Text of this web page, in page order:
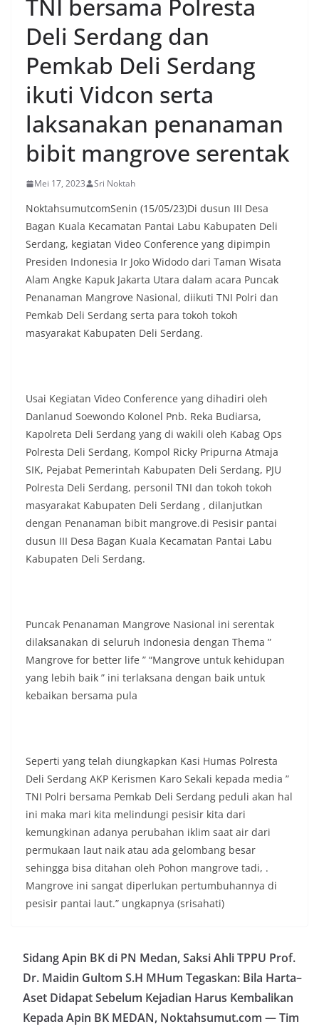
TNI bersama Polresta
Deli Serdang dan
Pemkab Deli Serdang
ikuti Vidcon serta
laksanakan penanaman
bibit mangrove serentak
Mei 17, 2023 Sri Noktah
NoktahsumutcomSenin (15/05/23)Di dusun III Desa
Bagan Kuala Kecamatan Pantai Labu Kabupaten Deli
Serdang, kegiatan Video Conference yang dipimpin
Presiden Indonesia Ir Joko Widodo dari Taman Wisata
Alam Angke Kapuk Jakarta Utara dalam acara Puncak
Penanaman Mangrove Nasional, diikuti TNI Polri dan
Pemkab Deli Serdang serta para tokoh tokoh
masyarakat Kabupaten Deli Serdang.
Usai Kegiatan Video Conference yang dihadiri oleh
Danlanud Soewondo Kolonel Pnb. Reka Budiarsa,
Kapolreta Deli Serdang yang di wakili oleh Kabag Ops
Polresta Deli Serdang, Kompol Ricky Pripurna Atmaja
SIK, Pejabat Pemerintah Kabupaten Deli Serdang, PJU
Polresta Deli Serdang, personil TNI dan tokoh tokoh
masyarakat Kabupaten Deli Serdang , dilanjutkan
dengan Penanaman bibit mangrove.di Pesisir pantai
dusun III Desa Bagan Kuala Kecamatan Pantai Labu
Kabupaten Deli Serdang.
Puncak Penanaman Mangrove Nasional ini serentak
dilaksanakan di seluruh Indonesia dengan Thema ”
Mangrove for better life ” “Mangrove untuk kehidupan
yang lebih baik ” ini terlaksana dengan baik untuk
kebaikan bersama pula
Seperti yang telah diungkapkan Kasi Humas Polresta
Deli Serdang AKP Kerismen Karo Sekali kepada media ”
TNI Polri bersama Pemkab Deli Serdang peduli akan hal
ini maka mari kita melindungi pesisir kita dari
kemungkinan adanya perubahan iklim saat air dari
permukaan laut naik atau ada gelombang besar
sehingga bisa ditahan oleh Pohon mangrove tadi, .
Mangrove ini sangat diperlukan pertumbuhannya di
pesisir pantai laut.” ungkapnya (srisahati)
Sidang Apin BK di PN Medan, Saksi Ahli TPPU Prof.
Dr. Maidin Gultom S.H MHum Tegaskan: Bila Harta–
Aset Didapat Sebelum Kejadian Harus Kembalikan
Kepada Apin BK MEDAN, Noktahsumut.com — Tim